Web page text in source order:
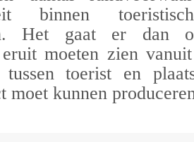
binnen
Het gaat er dan
moeten zien
tussen toerist en
moet kunnen